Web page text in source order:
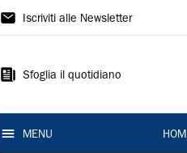
La
Ferrara
Iscriviti alle Newsletter
Sfoglia il quotidiano
MENU